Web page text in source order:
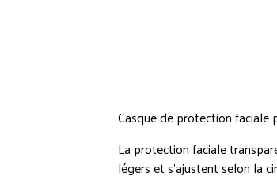
Casque de protection faciale
La protection faciale
légers et s’ajustent selon la